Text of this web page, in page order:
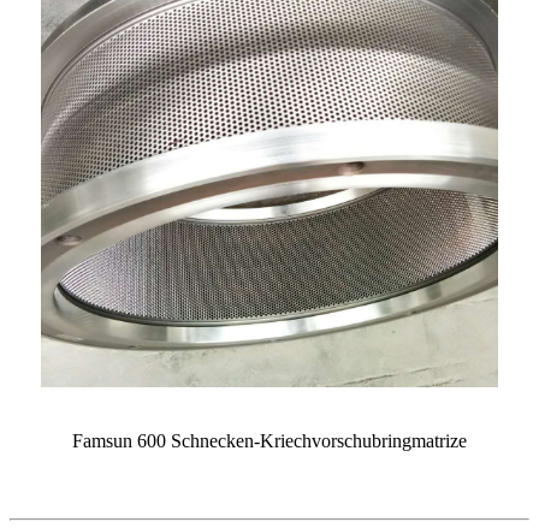
Famsun 600 Schnecken-Kriechvorschubringmatrize